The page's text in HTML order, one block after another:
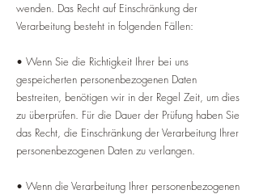
wenden. Das Recht auf Einschränkung der
Verarbeitung besteht in folgenden Fällen:
• Wenn Sie die Richtigkeit Ihrer bei uns
gespeicherten personenbezogenen Daten
bestreiten, benötigen wir in der Regel Zeit, um dies
zu überprüfen. Für die Dauer der Prüfung haben Sie
das Recht, die Einschränkung der Verarbeitung Ihrer
personenbezogenen Daten zu verlangen.
• Wenn die Verarbeitung Ihrer personenbezogenen